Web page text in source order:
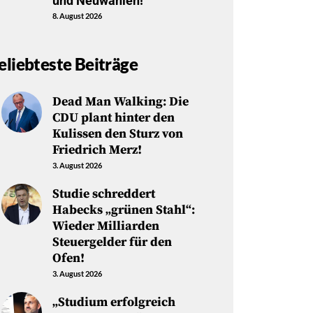
8. August 2026
Beiträge
Dead Man Walking: Die
CDU plant hinter den
Kulissen den Sturz von
Friedrich Merz!
3. August 2026
Studie schreddert
Habecks „grünen Stahl“:
Wieder Milliarden
Steuergelder für den
Ofen!
3. August 2026
„Studium erfolgreich